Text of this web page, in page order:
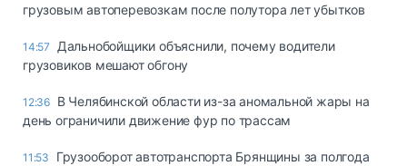
грузовым автоперевозкам после полутора лет убытков
14:57
Дальнобойщики объяснили, почему водители
грузовиков мешают обгону
12:36 В Челябинской области из-за аномальной жары на
день ограничили движение фур по трассам
11:53
Грузооборот автотранспорта Брянщины за полгода